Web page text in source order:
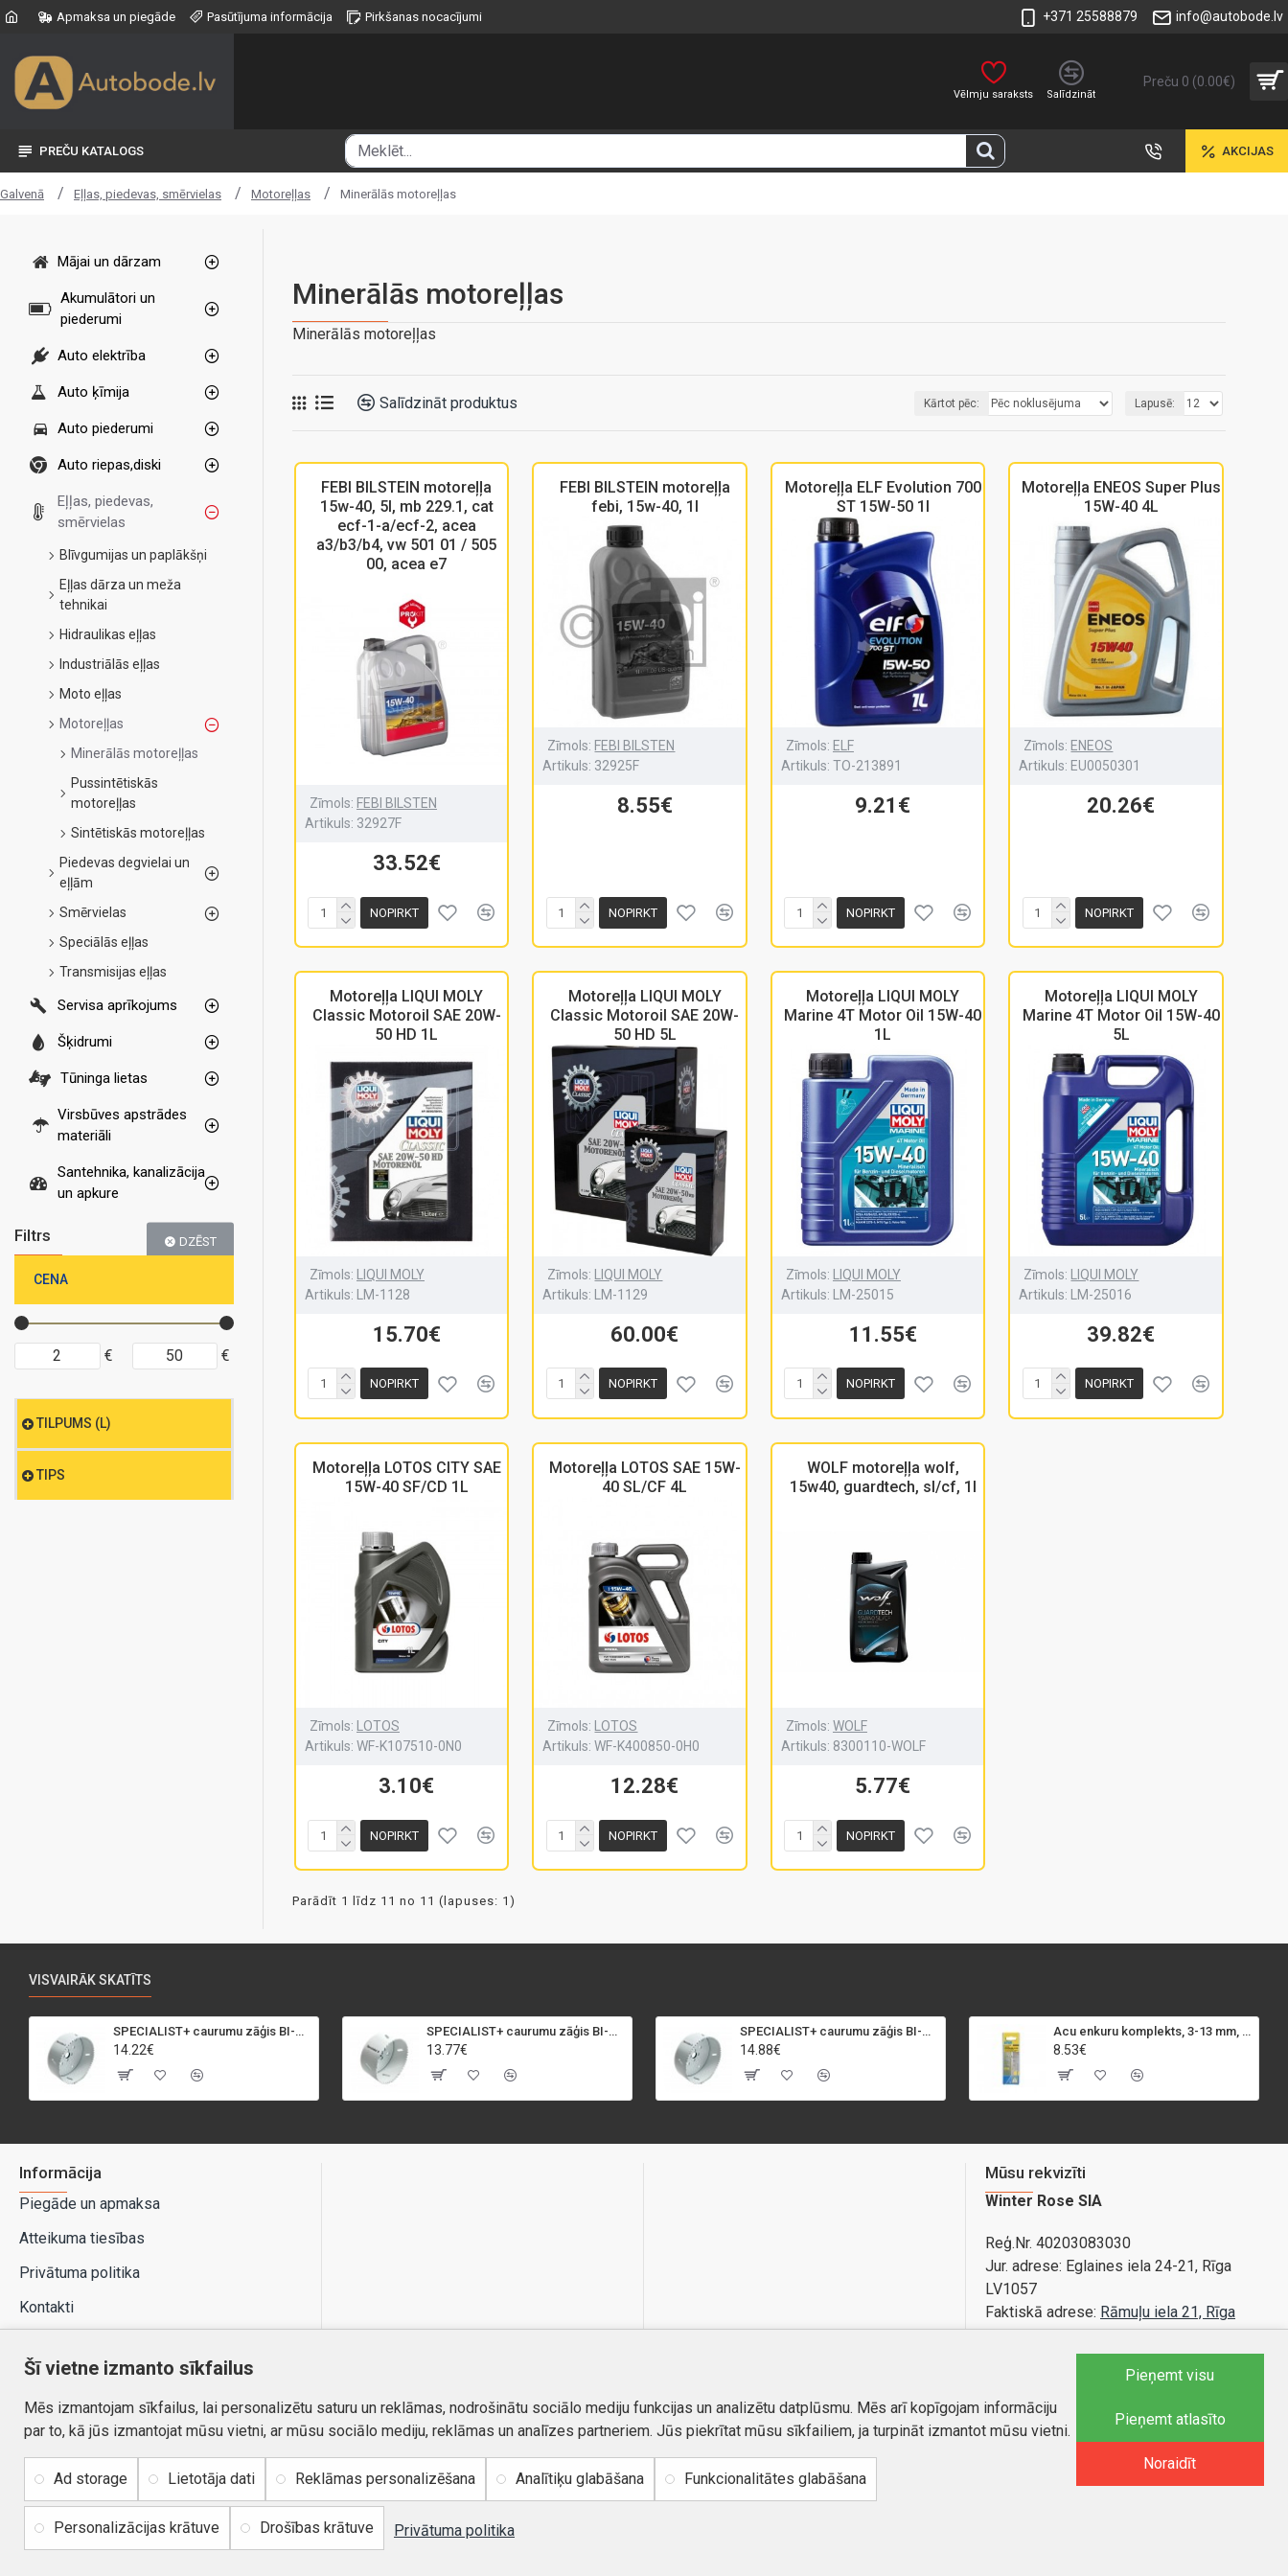
Apmaksa un piegāde Pasūtījuma informācija Pirkšanas nocacījumi +371 25588879 info@autobode.lv
Vēlmju saraksts Salīdzināt
Preču 0 (0.00€)
PREČU KATALOGS AKCIJAS
Galvenā Eļļas, piedevas, smērvielas Motoreļļas Minerālās motoreļļas
Mājai un dārzam
Akumulātori un
piederumi
Auto elektrība
Auto ķīmija
Auto piederumi
Auto riepas,diski
Eļļas, piedevas,
smērvielas
Blīvgumijas un paplākšņi
Eļļas dārza un meža
tehnikai
Hidraulikas eļļas
Industriālās eļļas
Moto eļļas
Motoreļļas
Minerālās motoreļļas
Pussintētiskās
motoreļļas
Sintētiskās motoreļļas
Piedevas degvielai un
eļļām
Smērvielas
Speciālās eļļas
Transmisijas eļļas
Servisa aprīkojums
Šķidrumi
Tūninga lietas
Virsbūves apstrādes
materiāli
Santehnika, kanalizācija
un apkure
Filtrs DZĒST
CENA
€ €
TILPUMS (L)
TIPS
Minerālās motoreļļas
Minerālās motoreļļas
Salīdzināt produktus Kārtot pēc: Lapusē:
FEBI BILSTEIN motoreļļa
15w-40, 5l, mb 229.1, cat
ecf-1-a/ecf-2, acea
a3/b3/b4, vw 501 01 / 505
00, acea e7
Zīmols: FEBI BILSTEN
Artikuls: 32927F
33.52€
NOPIRKT
FEBI BILSTEIN motoreļļa
febi, 15w-40, 1l
Zīmols: FEBI BILSTEN
Artikuls: 32925F
8.55€
NOPIRKT
Motoreļļa ELF Evolution 700
ST 15W-50 1l
Zīmols: ELF
Artikuls: TO-213891
9.21€
NOPIRKT
Motoreļļa ENEOS Super Plus
15W-40 4L
Zīmols: ENEOS
Artikuls: EU0050301
20.26€
NOPIRKT
Motoreļļa LIQUI MOLY
Classic Motoroil SAE 20W-
50 HD 1L
Zīmols:
LIQUI MOLY
Artikuls:
LM-1128
15.70€
NOPIRKT
Motoreļļa LIQUI MOLY
Classic Motoroil SAE 20W-
50 HD 5L
Zīmols:
LIQUI MOLY
Artikuls:
LM-1129
60.00€
NOPIRKT
Motoreļļa LIQUI MOLY
Marine 4T Motor Oil 15W-40
1L
Zīmols:
LIQUI MOLY
Artikuls:
LM-25015
11.55€
NOPIRKT
Motoreļļa LIQUI MOLY
Marine 4T Motor Oil 15W-40
5L
Zīmols:
LIQUI MOLY
Artikuls:
LM-25016
39.82€
NOPIRKT
Motoreļļa LOTOS CITY SAE
15W-40 SF/CD 1L
Zīmols: LOTOS
Artikuls: WF-K107510-0N0
3.10€
NOPIRKT
Motoreļļa LOTOS SAE 15W-
40 SL/CF 4L
Zīmols: LOTOS
Artikuls: WF-K400850-0H0
12.28€
NOPIRKT
WOLF motoreļļa wolf,
15w40, guardtech, sl/cf, 1l
Zīmols: WOLF
Artikuls: 8300110-WOLF
5.77€
NOPIRKT
Parādīt 1 līdz 11 no 11 (lapuses: 1)
VISVAIRĀK SKATĪTS
SPECIALIST+ caurumu zāģis BI-METAL, 95 mm
14.22€
SPECIALIST+ caurumu zāģis BI-METAL, 92 mm
13.77€
SPECIALIST+ caurumu zāģis BI-METAL, 98 mm
14.88€
Acu enkuru komplekts, 3-13 mm, Rapid, 12 gab.
8.53€
Informācija
Piegāde un apmaksa
Atteikuma tiesības
Privātuma politika
Kontakti
Mūsu rekvizīti
Winter Rose SIA
Reģ.Nr. 40203083030
Jur. adrese: Eglaines iela 24-21, Rīga
LV1057
Faktiskā adrese: Rāmuļu iela 21, Rīga
Bankas konts: LV89PARX0020365840001
Tel.:25588879
E-pasts:info@autobode.lv
Autortiesības © 2026, www.autobode.lv, Visas tiesības
aizsargātas
Šī vietne izmanto sīkfailus
Mēs izmantojam sīkfailus, lai personalizētu saturu un reklāmas, nodrošinātu sociālo mediju funkcijas un analizētu datplūsmu. Mēs arī kopīgojam informāciju
par to, kā jūs izmantojat mūsu vietni, ar mūsu sociālo mediju, reklāmas un analīzes partneriem. Jūs piekrītat mūsu sīkfailiem, ja turpināt izmantot mūsu vietni.
Ad storage Lietotāja dati Reklāmas personalizēšana Analītiķu glabāšana Funkcionalitātes glabāšana
Personalizācijas krātuve Drošības krātuve Privātuma politika
Pieņemt visu
Pieņemt atlasīto
Noraidīt